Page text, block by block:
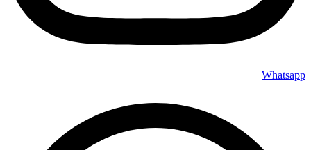
Whatsapp